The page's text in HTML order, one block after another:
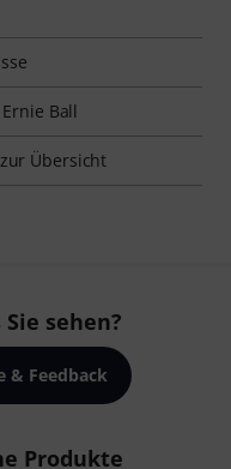
Ball
Übersicht
sehen?
& Feedback
Produkte